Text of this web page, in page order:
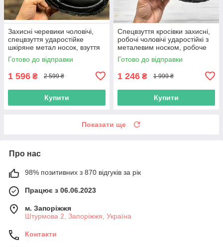
Захисні черевики чоловічі,
спецвзуття ударостійке
шкіряне метал носок, взуття
робоча польша
Готово до відправки
1 596 ₴ 2 599 ₴
Купити
Спецвзуття кросівки захисні,
робочі чоловічі ударостійкі з
металевим носком, робоче
взуття повсякденне
Готово до відправки
1 246 ₴ 1 999 ₴
Купити
Показати ще
Про нас
98% позитивних з 870 відгуків за рік
Працює з 06.06.2023
м. Запоріжжя
Штурмова 2, Запоріжжя, Україна
Контакти